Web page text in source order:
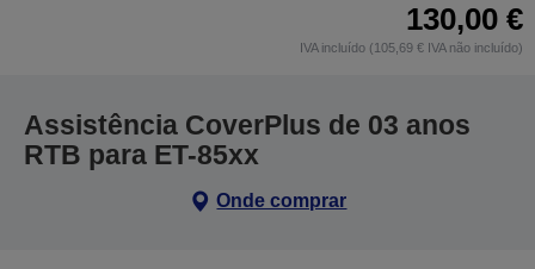
130,00 €
IVA incluído (105,69 € IVA não incluído)
Assistência CoverPlus de 03 anos
RTB para ET-85xx
Onde comprar